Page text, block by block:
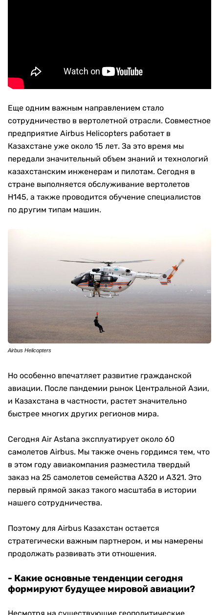
Еще одним важным направлением стало
сотрудничество в вертолетной отрасли. Совместное
предприятие Airbus Helicopters работает в
Казахстане уже около 15 лет. За это время мы
передали значительный объем знаний и технологий
казахстанским инженерам и пилотам. Сегодня в
стране выполняется обслуживание вертолетов
H145, а также проводится обучение специалистов
по другим типам машин.
Airbus Helicopters
Но особенно впечатляет развитие гражданской
авиации. После пандемии рынок Центральной Азии,
и Казахстана в частности, растет значительно
быстрее многих других регионов мира.
Сегодня Air Astana эксплуатирует около 60
самолетов Airbus. Мы также очень гордимся тем, что
в этом году авиакомпания разместила твердый
заказ на 25 самолетов семейства A320 и A321. Это
первый прямой заказ такого масштаба в истории
нашего сотрудничества.
Поэтому для Airbus Казахстан остается
стратегически важным партнером, и мы намерены
продолжать развивать эти отношения.
- Какие основные тенденции сегодня
формируют будущее мировой авиации?